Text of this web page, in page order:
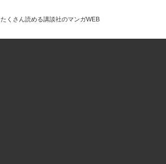
たくさん読める講談社のマンガWEB